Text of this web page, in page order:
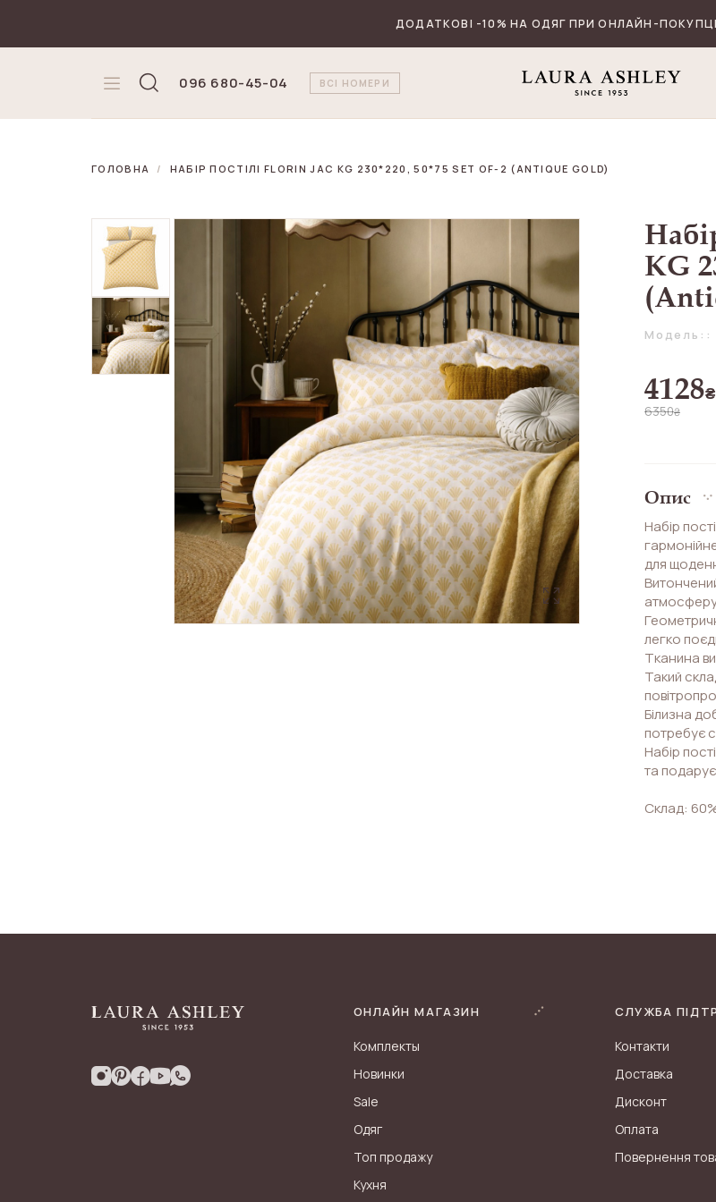
ДОДАТКОВІ -10% НА ОДЯГ ПРИ ОНЛАЙН-ПОКУПЦІ
096 680-45-04 ВСІ НОМЕРИ
ГОЛОВНА НАБІР ПОСТІЛІ FLORIN JAC KG 230*220, 50*75 SET OF-2 (ANTIQUE GOLD)
KG
Модель::
4128₴
6350₴
Опис
Набір
для
легко
Тканина
Такий
Білизна
потребує
Набір
та
Склад:
ОНЛАЙН МАГАЗИН
Комплекты
Новинки
Sale
Одяг
Топ продажу
Кухня
СЛУЖБА
Контакти
Доставка
Дисконт
Оплата
Повернення